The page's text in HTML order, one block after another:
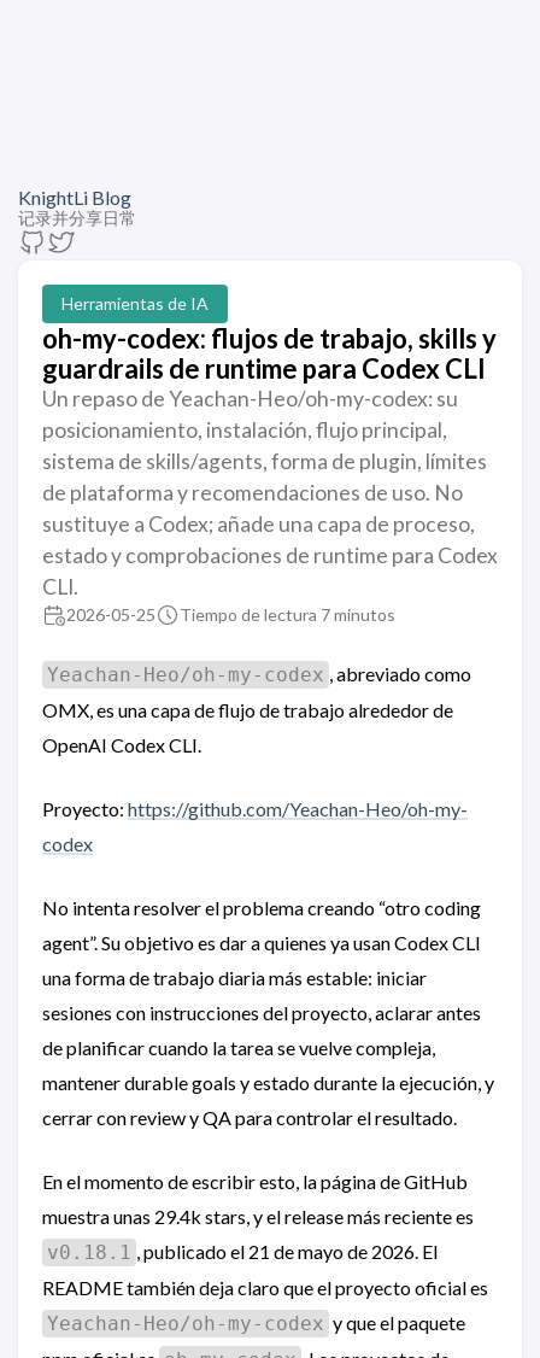
KnightLi Blog
记录并分享日常
Herramientas de IA
oh-my-codex: flujos de trabajo, skills y
guardrails de runtime para Codex CLI
Un repaso de Yeachan-Heo/oh-my-codex: su
posicionamiento, instalación, flujo principal,
sistema de skills/agents, forma de plugin, límites
de plataforma y recomendaciones de uso. No
sustituye a Codex; añade una capa de proceso,
estado y comprobaciones de runtime para Codex
CLI.
2026-05-25 Tiempo de lectura 7 minutos
Yeachan-Heo/oh-my-codex , abreviado como
OMX, es una capa de flujo de trabajo alrededor de
OpenAI Codex CLI.
Proyecto: https://github.com/Yeachan-Heo/oh-my-
codex
No intenta resolver el problema creando “otro coding
agent”. Su objetivo es dar a quienes ya usan Codex CLI
una forma de trabajo diaria más estable: iniciar
sesiones con instrucciones del proyecto, aclarar antes
de planificar cuando la tarea se vuelve compleja,
mantener durable goals y estado durante la ejecución, y
cerrar con review y QA para controlar el resultado.
En el momento de escribir esto, la página de GitHub
muestra unas 29.4k stars, y el release más reciente es
v0.18.1 , publicado el 21 de mayo de 2026. El
README también deja claro que el proyecto oficial es
Yeachan-Heo/oh-my-codex y que el paquete